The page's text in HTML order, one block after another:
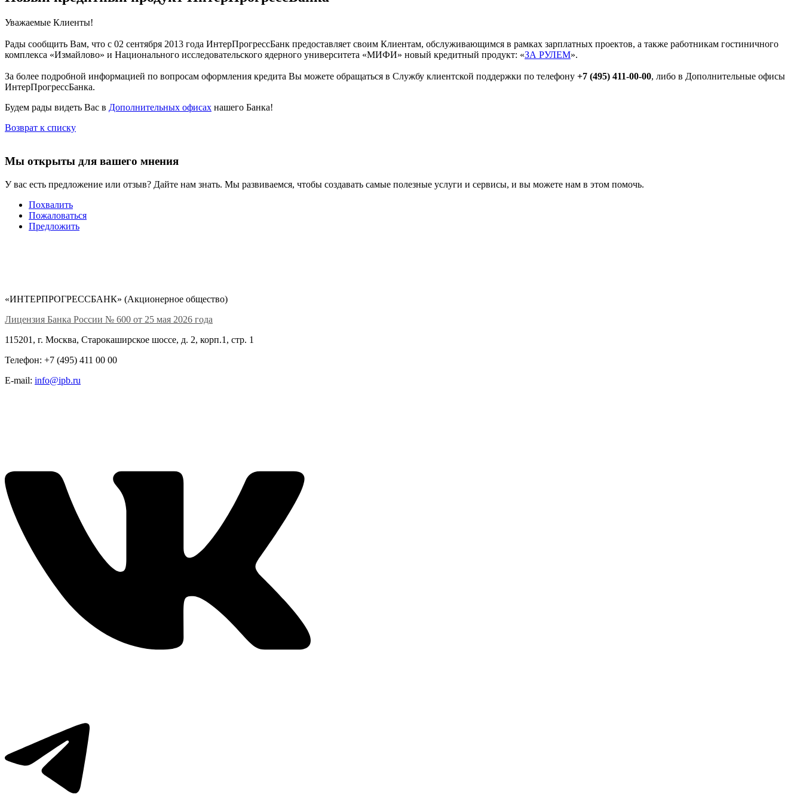
Уважаемые Клиенты!
Рады сообщить Вам, что с 02 сентября 2013 года ИнтерПрогрессБанк предоставляет своим Клиентам, обслуживающимся в рамках зарплатных проектов, а также работникам гостиничного
комплекса «Измайлово» и Национального исследовательского ядерного университета «МИФИ» новый кредитный продукт: «ЗА РУЛЕМ».
За более подробной информацией по вопросам оформления кредита Вы можете обращаться в Службу клиентской поддержки по телефону +7 (495) 411-00-00, либо в Дополнительные офисы
ИнтерПрогрессБанка.
Будем рады видеть Вас в Дополнительных офисах нашего Банка!
Возврат к списку
Мы открыты для вашего мнения
У вас есть предложение или отзыв? Дайте нам знать. Мы развиваемся, чтобы создавать самые полезные услуги и сервисы, и вы можете нам в этом помочь.
Похвалить
Пожаловаться
Предложить
«ИНТЕРПРОГРЕССБАНК» (Акционерное общество)
Лицензия Банка России № 600 от 25 мая 2026 года
115201, г. Москва, Старокаширское шоссе, д. 2, корп.1, стр. 1
Телефон: +7 (495) 411 00 00
E-mail: info@ipb.ru